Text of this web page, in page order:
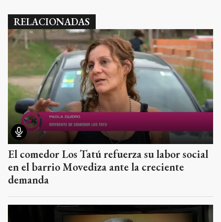
RELACIONADAS
El comedor Los Tatú refuerza su labor social
en el barrio Movediza ante la creciente
demanda